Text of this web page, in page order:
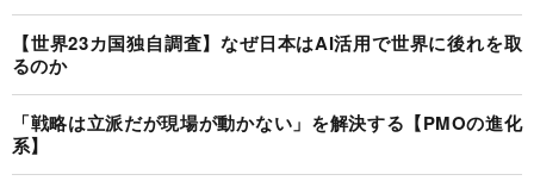
【世界23カ国独自調査】なぜ日本はAI活用で世界に後れを取
るのか
「戦略は立派だが現場が動かない」を解決する【PMOの進化
系】